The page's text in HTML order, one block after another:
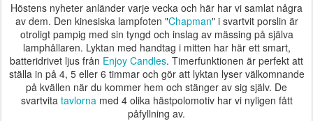
Höstens nyheter anländer varje vecka och här har vi samlat några
av dem. Den kinesiska lampfoten "Chapman" i svartvit porslin är
otroligt pampig med sin tyngd och inslag av mässing på själva
lamphållaren. Lyktan med handtag i mitten har här ett smart,
batteridrivet ljus från Enjoy Candles. Timerfunktionen är perfekt att
ställa in på 4, 5 eller 6 timmar och gör att lyktan lyser välkomnande
på kvällen när du kommer hem och stänger av sig själv. De
svartvita tavlornamed 4 olika hästpolomotiv har vi nyligen fått
påfyllning av.